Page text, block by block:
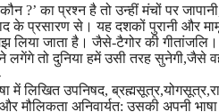
?’ का प्रश्न है तो उन्हीं मंचों पर
के प्रसारण से। यह दशकों पुरानी और
लिया जाता है। जैसे-टैगोर की
लगेंगे तो दुनिया हमें उसी तरह सुनेगी,जैसे
में लिखित उपनिषद,
अनिवार्यत: उसकी अपनी भाषा